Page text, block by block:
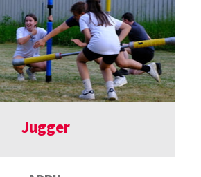
Jugger